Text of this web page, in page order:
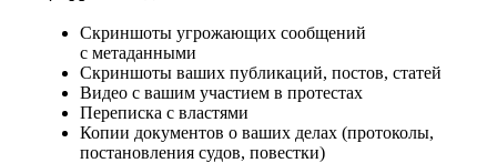
Скриншоты угрожающих сообщений
с метаданными
Скриншоты ваших публикаций, постов, статей
Видео с вашим участием в протестах
Переписка с властями
Копии документов о ваших делах (протоколы,
постановления судов, повестки)